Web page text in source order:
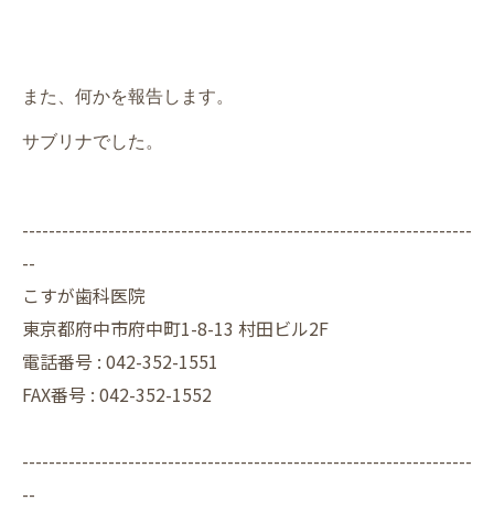
また、何かを報告します。
サブリナでした。
--------------------------------------------------------------------
--
こすが歯科医院
東京都府中市府中町1-8-13 村田ビル2F
電話番号 : 042-352-1551
FAX番号 : 042-352-1552
--------------------------------------------------------------------
--